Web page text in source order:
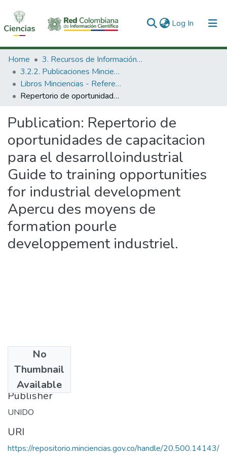
Log In (current)
Communities & Collections
All of DSpace
Statistics
Home
3. Recursos de Información Científica y Tecnológica
3.2.2. Publicaciones Minciencias
Libros Minciencias - Referenciales
Repertorio de oportunidades de capacitacion para el desarrolloindustrial Guide to training opportunities for industrial development Apercu des moyens de formation pourle developpement industriel.
Publication: Repertorio de
oportunidades de capacitacion
para el desarrolloindustrial
Guide to training opportunities
for industrial development
Apercu des moyens de
formation pourle
developpement industriel.
No
Thumbnail
Available
1990
Publisher
UNIDO
URI
https://repositorio.minciencias.gov.co/handle/20.500.14143/